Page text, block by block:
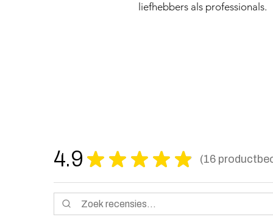
liefhebbers als professionals.
4.9 ★ ★ ★ ★ ★ 16
16